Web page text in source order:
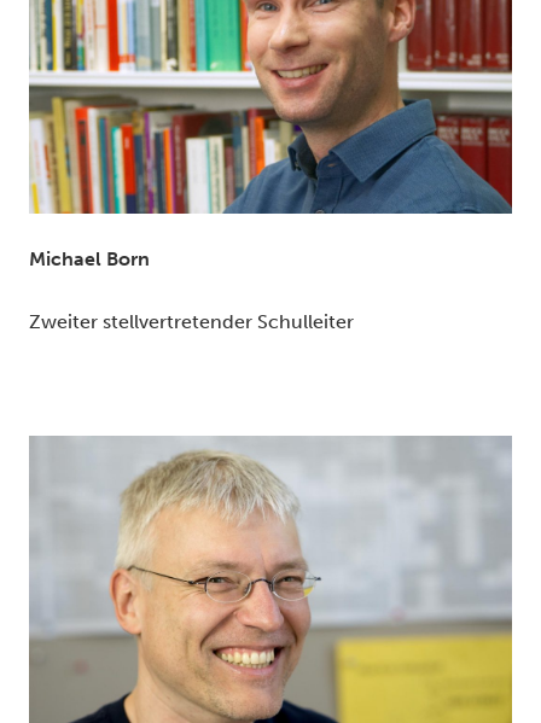
Michael Born
Zweiter stellvertretender Schulleiter